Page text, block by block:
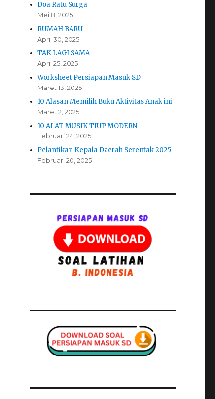
Doa Ratu Surga
Mei 8, 2025
RUMAH BARU
April 30, 2025
TAK LAGI SAMA
April 25, 2025
Worksheet Persiapan Masuk SD
Maret 13, 2025
10 Alasan Memilih Buku Aktivitas Anak ini
Maret 2, 2025
10 ALAT MUSIK TIUP MODERN
Februari 24, 2025
Pelantikan Kepala Daerah Serentak 2025
Februari 20, 2025